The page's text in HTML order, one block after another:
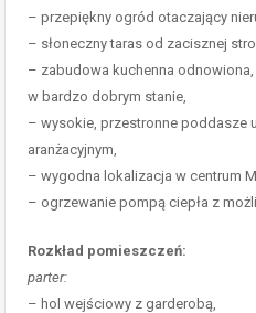
– przepiękny ogród otaczający
– słoneczny taras od zacisznej
– zabudowa kuchenna
w bardzo dobrym stanie,
– wysokie, przestronne poddasze
aranżacyjnym,
– wygodna lokalizacja w centrum
– ogrzewanie pompą ciepła z
Rozkład pomieszczeń:
parter:
– hol wejściowy z garderobą,